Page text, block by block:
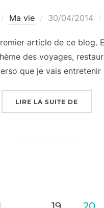
Ma vie
Publié
30/04/2014
article de ce
des voyages,
que je vais
LIRE LA SUITE DE«
19 20